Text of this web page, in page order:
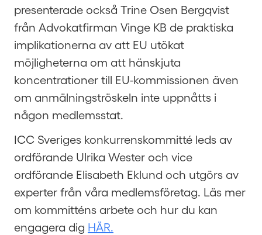
presenterade också Trine Osen Bergqvist
från Advokatfirman Vinge KB de praktiska
implikationerna av att EU utökat
möjligheterna om att hänskjuta
koncentrationer till EU-kommissionen även
om anmälningströskeln inte uppnåtts i
någon medlemsstat.
ICC Sveriges konkurrenskommitté leds av
ordförande Ulrika Wester och vice
ordförande Elisabeth Eklund och utgörs av
experter från våra medlemsföretag. Läs mer
om kommitténs arbete och hur du kan
engagera dig HÄR.